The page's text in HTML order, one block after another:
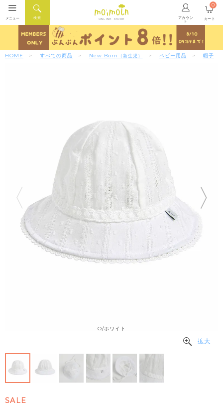
ONLINE STORE アカウン
ト
検索
メニュー カート
0
HOME すべての商品 New Born （新生児） ベビー用品 帽子
O/ホワイト
拡大
SALE